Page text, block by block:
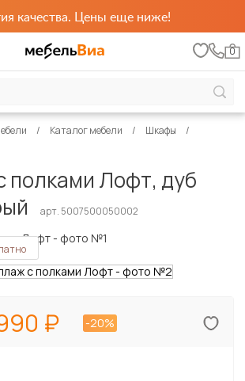
качества. Цены еще ниже!
0
Каталог мебели
Шкафы
полками Лофт, дуб
арт. 5007500050002
-20%